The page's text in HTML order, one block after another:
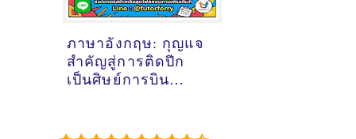
ภาษาอังกฤษ: กุญแจ
สำคัญสู่การติดปีก
เป็นศิษย์การบิน